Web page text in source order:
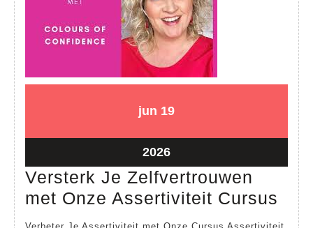
jun 19
2026
1919
202619
juni
2026
Versterk Je Zelfvertrouwen
met Onze Assertiviteit Cursus
Je